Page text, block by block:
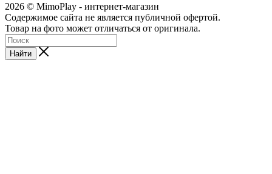
2026 © MimoPlay - интернет-магазин
Содержимое сайта не является публичной офертой.
Товар на фото может отличаться от оригинала.
Найти